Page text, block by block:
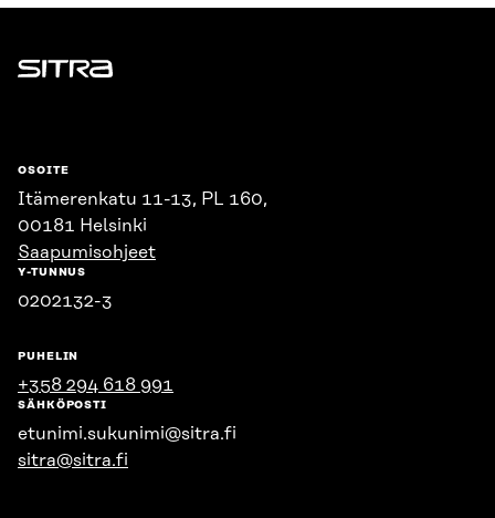
Sitra
OSOITE
Itämerenkatu 11-13, PL 160,
00181 Helsinki
Saapumisohjeet
Y-TUNNUS
0202132-3
PUHELIN
+358 294 618 991
SÄHKÖPOSTI
etunimi.sukunimi@sitra.fi
sitra@sitra.fi